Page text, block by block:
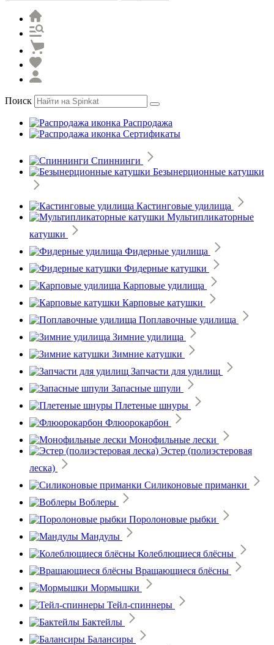
Поиск
Распродажа
Сертификаты
Спиннинги
Безынерционные катушки
Кастинговые удилища
Мультипликаторные
катушки
Фидерные удилища
Фидерные катушки
Карповые удилища
Карповые катушки
Поплавочные удилища
Зимние удилища
Зимние катушки
Запчасти для удилищ
Запасные шпули
Плетеные шнуры
Флюорокарбон
Монофильные лески
Эстер (полиэстеровая
леска)
Силиконовые приманки
Воблеры
Поролоновые рыбки
Мандулы
Колеблющиеся блёсны
Вращающиеся блёсны
Мормышки
Тейл-спиннеры
Бактейлы
Балансиры